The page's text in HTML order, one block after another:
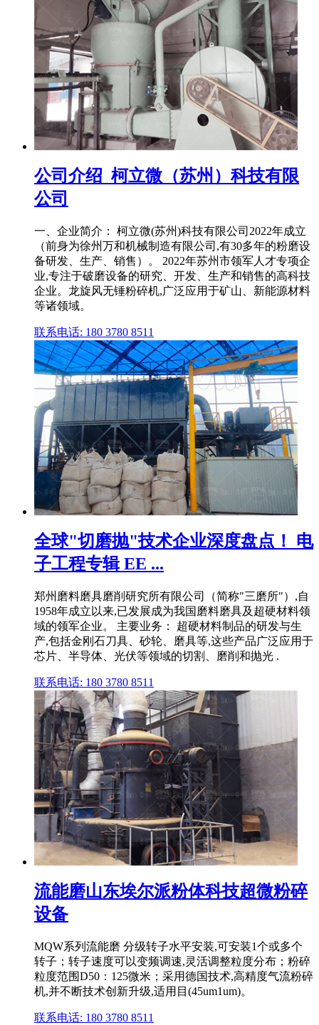
公司介绍_柯立微（苏州）科技有限
公司
一、企业简介： 柯立微(苏州)科技有限公司2022年成立
（前身为徐州万和机械制造有限公司,有30多年的粉磨设
备研发、生产、销售）。 2022年苏州市领军人才专项企
业,专注于破磨设备的研究、开发、生产和销售的高科技
企业。龙旋风无锤粉碎机,广泛应用于矿山、新能源材料
等诸领域。
联系电话: 180 3780 8511
全球"切磨抛"技术企业深度盘点！ 电
子工程专辑 EE ...
郑州磨料磨具磨削研究所有限公司（简称"三磨所"）,自
1958年成立以来,已发展成为我国磨料磨具及超硬材料领
域的领军企业。 主要业务： 超硬材料制品的研发与生
产,包括金刚石刀具、砂轮、磨具等,这些产品广泛应用于
芯片、半导体、光伏等领域的切割、磨削和抛光 .
联系电话: 180 3780 8511
流能磨山东埃尔派粉体科技超微粉碎
设备
MQW系列流能磨 分级转子水平安装,可安装1个或多个
转子；转子速度可以变频调速,灵活调整粒度分布；粉碎
粒度范围D50：125微米；采用德国技术,高精度气流粉碎
机,并不断技术创新升级,适用目(45um1um)。
联系电话: 180 3780 8511